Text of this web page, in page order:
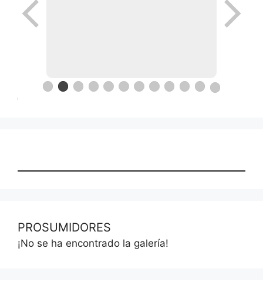
PROSUMIDORES
¡No se ha encontrado la galería!